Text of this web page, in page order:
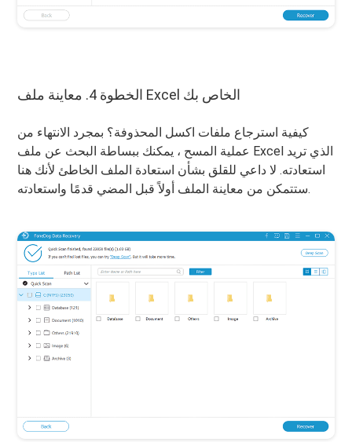
الخطوة 4. معاينة ملف Excel الخاص بك
كيفية استرجاع ملفات اكسل المحذوفة؟ بمجرد الانتهاء من
عملية المسح ، يمكنك ببساطة البحث عن ملف Excel الذي تريد
استعادته. لا داعي للقلق بشأن استعادة الملف الخاطئ لأنك هنا
ستتمكن من معاينة الملف أولاً قبل المضي قدمًا واستعادته.